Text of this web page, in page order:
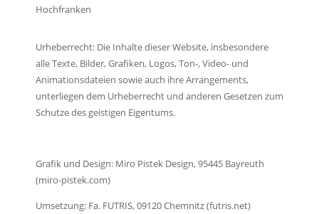
Hochfranken
Urheberrecht: Die Inhalte dieser Website, insbesondere
alle Texte, Bilder, Grafiken, Logos, Ton-, Video- und
Animationsdateien sowie auch ihre Arrangements,
unterliegen dem Urheberrecht und anderen Gesetzen zum
Schutze des geistigen Eigentums.
Grafik und Design: Miro Pistek Design, 95445 Bayreuth
(miro-pistek.com)
Umsetzung: Fa. FUTRIS, 09120 Chemnitz (futris.net)